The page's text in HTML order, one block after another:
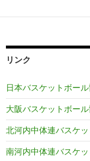
ナ
ゲ
ー
シ
ョ
ン
リンク
日本バスケットボー
大阪バスケットボー
北河内中体連バスケ
南河内中体連バスケ